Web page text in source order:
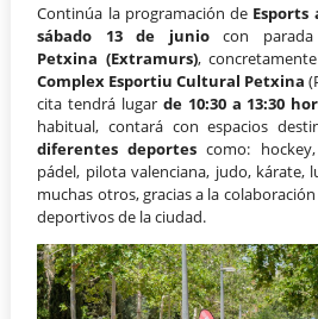
Continúa la programación de Esports
sábado 13 de juniocon
Petxina (Extramurs),
Complex Esportiu Cultural Petxina
cita tendrá lugar de 10:30 a 13:30
habitual, contará con espacios
diferentes deportes como:
pádel, pilota valenciana, judo, kárate,
muchas otros, gracias a la
deportivos de la ciudad.